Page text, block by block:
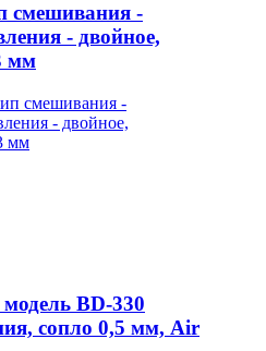
смешивания -
- двойное,
мм
BD-330
сопло 0,5 мм, Air